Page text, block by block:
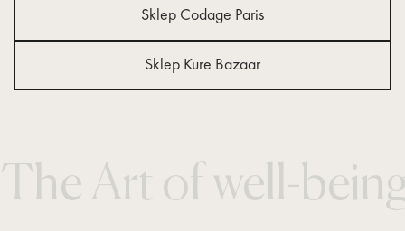
Sklep Codage Paris
Sklep Kure Bazaar
The Art of well-